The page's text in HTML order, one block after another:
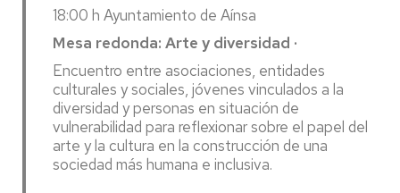
18:00 h Ayuntamiento de Aínsa
Mesa redonda: Arte y diversidad ·
Encuentro entre asociaciones, entidades
culturales y sociales, jóvenes vinculados a la
diversidad y personas en situación de
vulnerabilidad para reflexionar sobre el papel del
arte y la cultura en la construcción de una
sociedad más humana e inclusiva.